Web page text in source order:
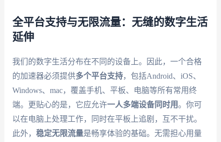
全平台支持与无限流量：无缝的数字生活
延伸
我们的数字生活分布在不同的设备上。因此，一个合格
的加速器必须提供多个平台支持，包括Android、iOS、
Windows、mac，覆盖手机、平板、电脑等所有常用终
端。更贴心的是，它应允许一人多端设备同时用。你可
以在电脑上处理工作，同时在平板上追剧，互不干扰。
此外， 稳定无限流量是畅享体验的基础。无需担心用量